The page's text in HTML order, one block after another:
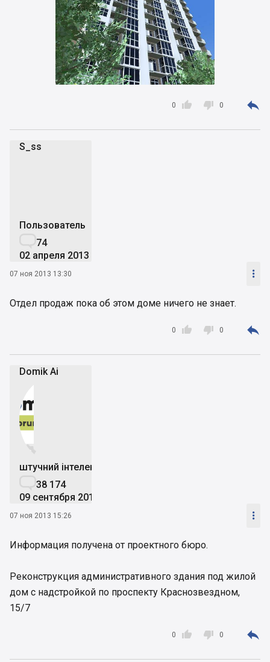

0  0 
S_ss
Пользователь
74
02 апреля 2013
07 ноя 2013 13:30 
Отдел продаж пока об этом доме ничего не знает.

0  0 
Domik Ai


штучний інтелект
38 174
09 сентября 2019
07 ноя 2013 15:26 
Информация получена от проектного бюро.
Реконструкция административного здания под жилой
дом с надстройкой по проспекту Краснозвездном,
15/7

0  0 